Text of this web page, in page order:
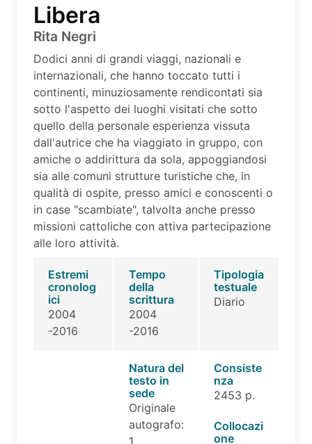
Libera
Rita Negri
Dodici anni di grandi viaggi, nazionali e
internazionali, che hanno toccato tutti i
continenti, minuziosamente rendicontati sia
sotto l'aspetto dei luoghi visitati che sotto
quello della personale esperienza vissuta
dall'autrice che ha viaggiato in gruppo, con
amiche o addirittura da sola, appoggiandosi
sia alle comuni strutture turistiche che, in
qualità di ospite, presso amici e conoscenti o
in case "scambiate", talvolta anche presso
missioni cattoliche con attiva partecipazione
alle loro attività.
Estremi
cronolog
ici
2004
-2016
Tempo
della
scrittura
2004
-2016
Tipologia
testuale
Diario
Natura del
testo in
sede
Originale
autografo:
1
Consiste
nza
2453 p.
Collocazi
one